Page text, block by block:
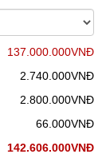
137.000.000VNĐ
2.740.000VNĐ
2.800.000VNĐ
66.000VNĐ
142.606.000VNĐ